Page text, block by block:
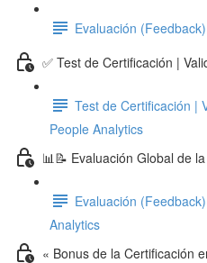
Evaluación
✅ Test de Certificación |
Test de Certificación |
People Analytics
📊📝 Evaluación Global de
Evaluación
Analytics
« Bonus de la Certificación